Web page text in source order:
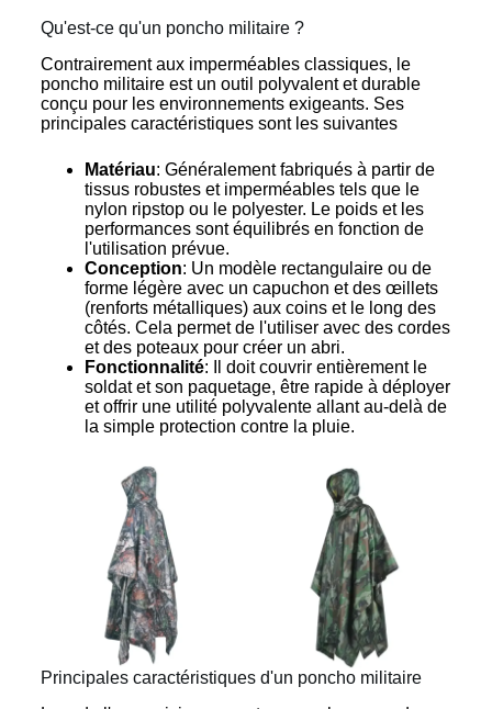
Qu'est-ce qu'un poncho militaire ?
Contrairement aux imperméables classiques, le
poncho militaire est un outil polyvalent et durable
conçu pour les environnements exigeants. Ses
principales caractéristiques sont les suivantes
Matériau: Généralement fabriqués à partir de
tissus robustes et imperméables tels que le
nylon ripstop ou le polyester. Le poids et les
performances sont équilibrés en fonction de
l'utilisation prévue.
Conception: Un modèle rectangulaire ou de
forme légère avec un capuchon et des œillets
(renforts métalliques) aux coins et le long des
côtés. Cela permet de l'utiliser avec des cordes
et des poteaux pour créer un abri.
Fonctionnalité: Il doit couvrir entièrement le
soldat et son paquetage, être rapide à déployer
et offrir une utilité polyvalente allant au-delà de
la simple protection contre la pluie.
Principales caractéristiques d'un poncho militaire